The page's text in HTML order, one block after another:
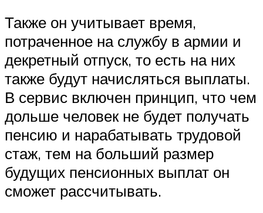
Также он учитывает время,
потраченное на службу в армии и
декретный отпуск, то есть на них
также будут начисляться выплаты.
В сервис включен принцип, что чем
дольше человек не будет получать
пенсию и нарабатывать трудовой
стаж, тем на больший размер
будущих пенсионных выплат он
сможет рассчитывать.